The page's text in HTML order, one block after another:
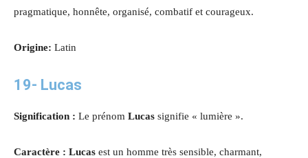
pragmatique, honnête, organisé, combatif et courageux.
Origine: Latin
19- Lucas
Signification : Le prénom Lucas signifie « lumière ».
Caractère : Lucas est un homme très sensible, charmant,